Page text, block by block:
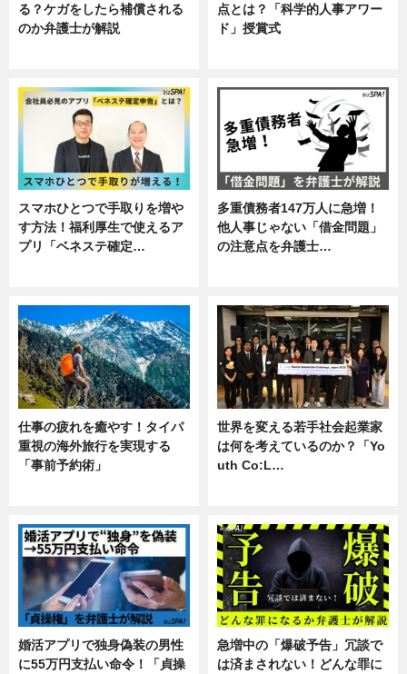
る？ケガをしたら補償される
のか弁護士が解説
点とは？「科学的人事アワー
ド」授賞式
スマホひとつで手取りを増や
す方法！福利厚生で使えるア
プリ「ベネステ確定…
多重債務者147万人に急増！
他人事じゃない「借金問題」
の注意点を弁護士…
仕事の疲れを癒やす！タイパ
重視の海外旅行を実現する
「事前予約術」
世界を変える若手社会起業家
は何を考えているのか？「Yo
uth Co:L…
婚活アプリで独身偽装の男性
に55万円支払い命令！「貞操
急増中の「爆破予告」冗談で
は済まされない！どんな罪に